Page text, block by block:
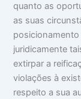
quanto as
as suas
juridicamente
extirpar a
violações à
respeito a sua